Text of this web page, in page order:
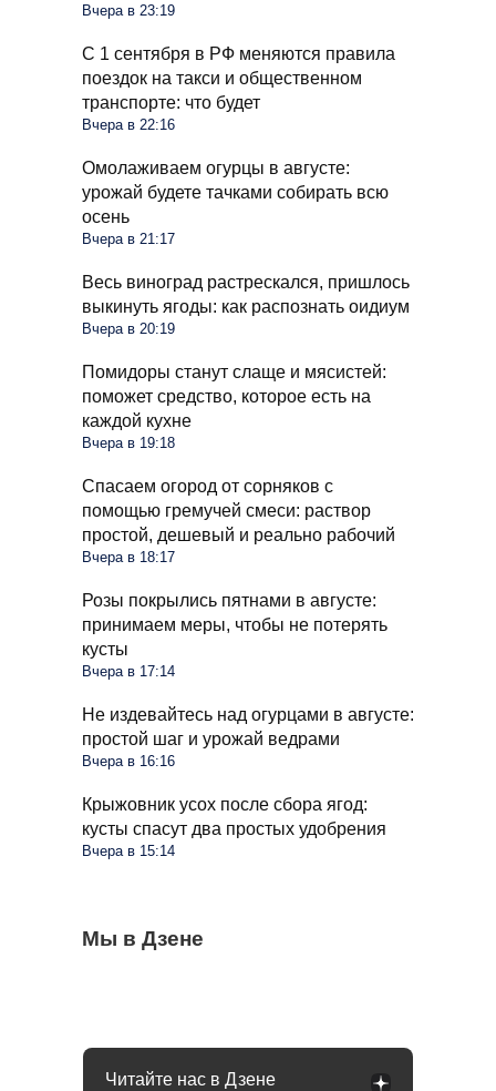
Вчера в 23:19
С 1 сентября в РФ меняются правила
поездок на такси и общественном
транспорте: что будет
Вчера в 22:16
Омолаживаем огурцы в августе:
урожай будете тачками собирать всю
осень
Вчера в 21:17
Весь виноград растрескался, пришлось
выкинуть ягоды: как распознать оидиум
Вчера в 20:19
Помидоры станут слаще и мясистей:
поможет средство, которое есть на
каждой кухне
Вчера в 19:18
Спасаем огород от сорняков с
помощью гремучей смеси: раствор
простой, дешевый и реально рабочий
Вчера в 18:17
Розы покрылись пятнами в августе:
принимаем меры, чтобы не потерять
кусты
Вчера в 17:14
Не издевайтесь над огурцами в августе:
простой шаг и урожай ведрами
Вчера в 16:16
Крыжовник усох после сбора ягод:
кусты спасут два простых удобрения
Вчера в 15:14
Мы в Дзене
Стиралка больше не прыгает по полу как
бешеная при отжиме: помог простой
С 1 сентября в РФ меняются правила
Омолаживаем огурцы в августе: урожай
Читайте нас в Дзене